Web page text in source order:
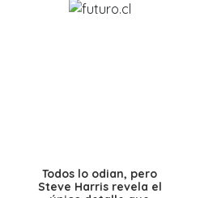
Todos lo odian, pero
Steve Harris revela el